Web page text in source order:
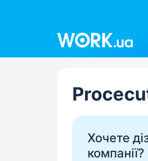
Хочете
компанії?